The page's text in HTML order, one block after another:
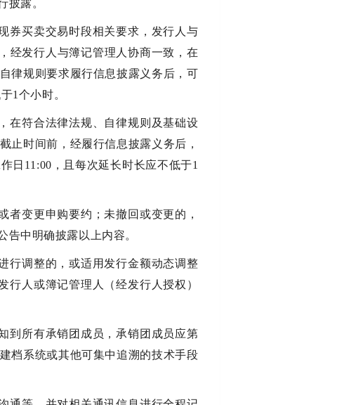
披露。
券买卖交易时段相关要求，发行人与
经发行人与簿记管理人协商一致，在
律规则要求履行信息披露义务后，可
1个小时。
在符合法律法规、自律规则及基础设
止时间前，经履行信息披露义务后，
日11:00，且每次延长时长应不低于1
者变更申购要约；未撤回或变更的，
中明确披露以上内容。
行调整的，或适用发行金额动态调整
人或簿记管理人（经发行人授权）
到所有承销团成员，承销团成员应第
档系统或其他可集中追溯的技术手段